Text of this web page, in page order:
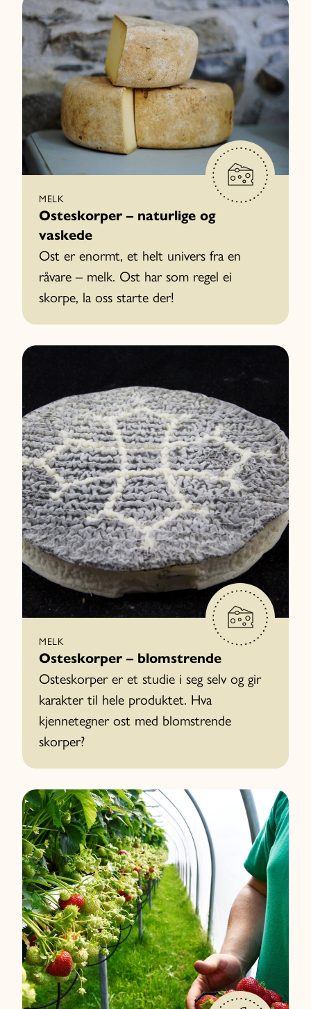
MELK
Osteskorper – naturlige og
vaskede
Ost er enormt, et helt univers fra en
råvare – melk. Ost har som regel ei
skorpe, la oss starte der!
MELK
Osteskorper – blomstrende
Osteskorper er et studie i seg selv og gir
karakter til hele produktet. Hva
kjennetegner ost med blomstrende
skorper?